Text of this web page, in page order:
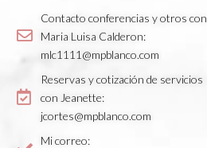
Contacto conferencias y otros con
Maria Luisa Calderon:
mlc1111@mpblanco.com
Reservas y cotización de servicios
con Jeanette:
jcortes@mpblanco.com
Mi correo: